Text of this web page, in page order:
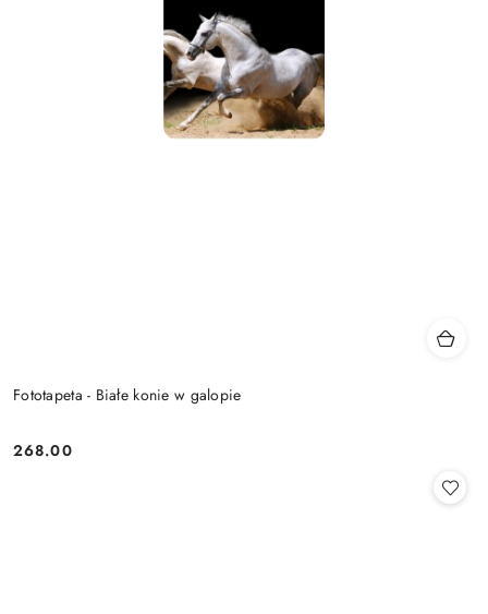
Fototapeta - Białe konie w galopie
Cena:
268.00